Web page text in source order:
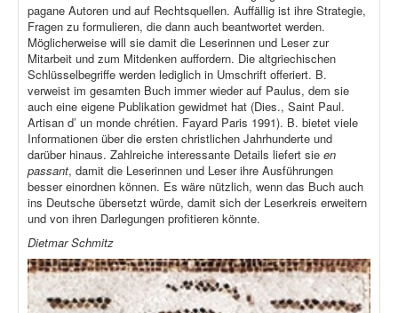
pagane Autoren und auf Rechtsquellen. Auffällig ist ihre Strategie,
Fragen zu formulieren, die dann auch beantwortet werden.
Möglicherweise will sie damit die Leserinnen und Leser zur
Mitarbeit und zum Mitdenken auffordern. Die altgriechischen
Schlüsselbegriffe werden lediglich in Umschrift offeriert. B.
verweist im gesamten Buch immer wieder auf Paulus, dem sie
auch eine eigene Publikation gewidmet hat (Dies., Saint Paul.
Artisan d’ un monde chrétien. Fayard Paris 1991). B. bietet viele
Informationen über die ersten christlichen Jahrhunderte und
darüber hinaus. Zahlreiche interessante Details liefert sie en
passant, damit die Leserinnen und Leser ihre Ausführungen
besser einordnen können. Es wäre nützlich, wenn das Buch auch
ins Deutsche übersetzt würde, damit sich der Leserkreis erweitern
und von ihren Darlegungen profitieren könnte.
Dietmar Schmitz